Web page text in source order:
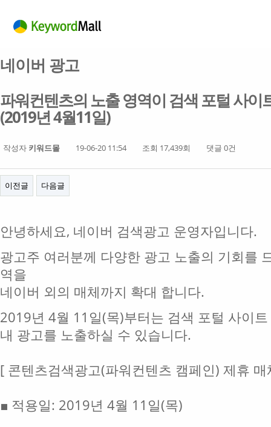
네이버 광고
파워컨텐츠의 노출 영역이 검색 포털 사이
(2019년 4월11일)
작성자 키워드몰 19-06-20 11:54 조회 17,439회 댓글 0건
이전글 다음글
안녕하세요, 네이버 검색광고 운영자입니다.
광고주 여러분께 다양한 광고 노출의 기회를
역을
네이버 외의 매체까지 확대 합니다.
2019년 4월 11일(목)부터는 검색 포털 사이
내 광고를 노출하실 수 있습니다.
[ 콘텐츠검색광고(파워컨텐츠 캠페인) 제휴
■ 적용일: 2019년 4월 11일(목)